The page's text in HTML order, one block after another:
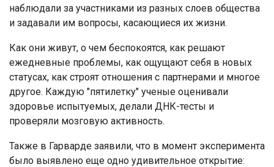
наблюдали за участниками из разных слоев общества
и задавали им вопросы, касающиеся их жизни.
Как они живут, о чем беспокоятся, как решают
ежедневные проблемы, как ощущают себя в новых
статусах, как строят отношения с партнерами и многое
другое. Каждую "пятилетку" ученые оценивали
здоровье испытуемых, делали ДНК-тесты и
проверяли мозговую активность.
Также в Гарварде заявили, что в момент эксперимента
было выявлено еще одно удивительное открытие: